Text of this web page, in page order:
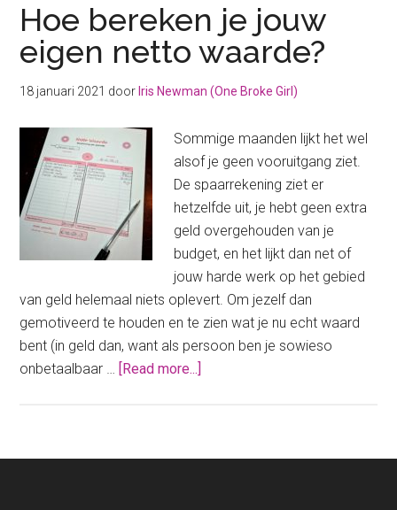
2022
veranderd
mensen
een
koophuis?
Hoe bereken je jouw
eigen netto waarde?
18 januari 2021 door Iris Newman (One Broke Girl)
Sommige maanden lijkt het wel
alsof je geen vooruitgang ziet.
De spaarrekening ziet er
hetzelfde uit, je hebt geen extra
geld overgehouden van je
budget, en het lijkt dan net of
jouw harde werk op het gebied
van geld helemaal niets oplevert. Om jezelf dan
gemotiveerd te houden en te zien wat je nu echt waard
bent (in geld dan, want als persoon ben je sowieso
onbetaalbaar …
[Read more...]
jouw